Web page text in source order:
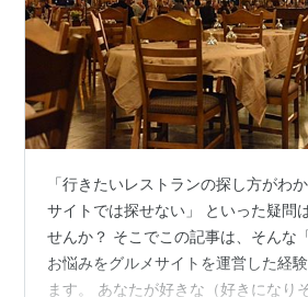
「行きたいレストランの探し方がわ
サイトでは探せない」 といった疑問
せんか？ そこでこの記事は、そんな
お悩みをグルメサイトを運営した経
ます。 あなたが好きな（好きになり